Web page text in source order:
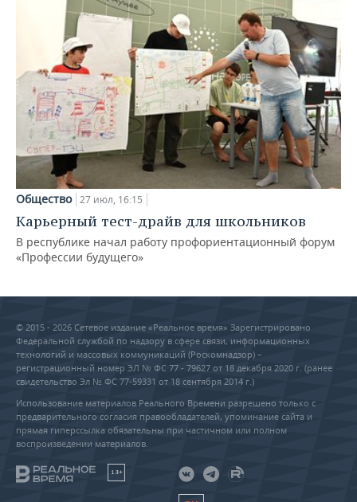
Общество 27 июл, 16:15
Карьерный тест-драйв для школьников
В республике начал работу профориентационный форум
«Профессии будущего»
© 2015 - 2026 Сетевое издание «Реальное время» Зарегистрировано
Федеральной службой по надзору в сфере связи, информационных
технологий и массовых коммуникаций (Роскомнадзор) –
регистрационный номер ЭЛ № ФС 77 - 79627 от 18 декабря 2020 г. (ранее
свидетельство Эл № ФС 77-59331 от 18 сентября 2014 г.)
Использование материалов Реального Времени разрешено только с
предварительного согласия правообладателей, упоминание сайта и
прямая гиперссылка обязательны при частичном или полном
воспроизведении материалов.
18+